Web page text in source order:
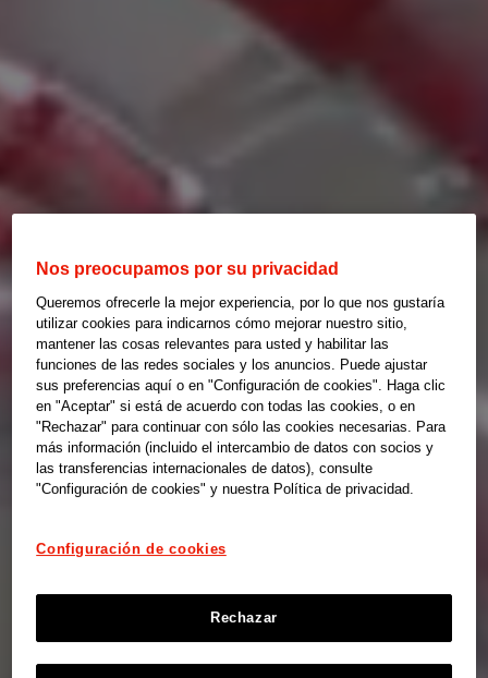
Nos preocupamos por su privacidad
Queremos ofrecerle la mejor experiencia, por lo que nos gustaría
utilizar cookies para indicarnos cómo mejorar nuestro sitio,
mantener las cosas relevantes para usted y habilitar las
funciones de las redes sociales y los anuncios. Puede ajustar
sus preferencias aquí o en "Configuración de cookies". Haga clic
en "Aceptar" si está de acuerdo con todas las cookies, o en
"Rechazar" para continuar con sólo las cookies necesarias. Para
más información (incluido el intercambio de datos con socios y
las transferencias internacionales de datos), consulte
"Configuración de cookies" y nuestra Política de privacidad.
Configuración de cookies
Rechazar